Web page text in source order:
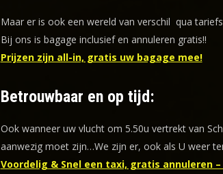
Maar er is ook een wereld van verschil qua
Bij ons is bagage inclusief en annuleren gratis!!
Prijzen zijn all-in, gratis uw bagage mee!
Betrouwbaar en op tijd:
Ook wanneer uw vlucht om 5.50u vertrekt van
aanwezig moet zijn…We zijn er, ook als U weer
Voordelig & Snel een taxi, gratis annuleren